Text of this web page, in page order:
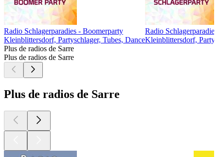
Radio Schlagerparadies - Boomerparty
Kleinblittersdorf, Partyschlager, Tubes, Dance
Radio
Kleinblittersdorf,
Plus de radios de Sarre
Plus de radios de Sarre
Plus de radios de Sarre